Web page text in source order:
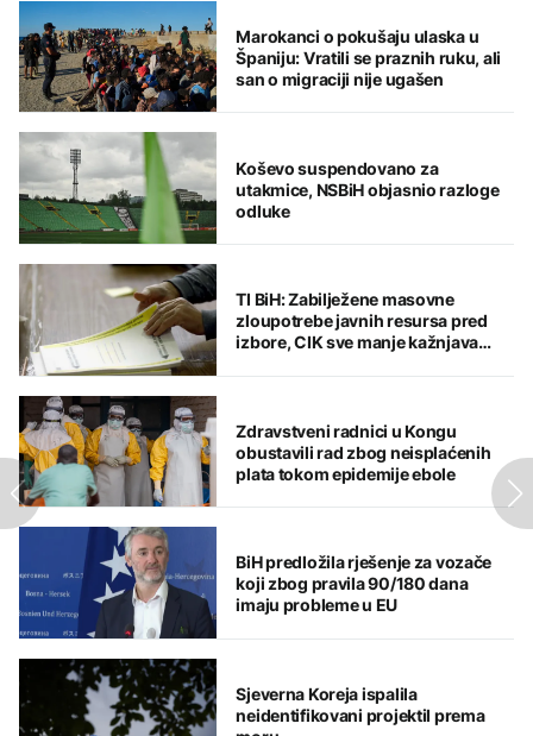
Marokanci o pokušaju ulaska u
Španiju: Vratili se praznih ruku, ali
san o migraciji nije ugašen
Koševo suspendovano za
utakmice, NSBiH objasnio razloge
odluke
TI BiH: Zabilježene masovne
zloupotrebe javnih resursa pred
izbore, CIK sve manje kažnjava
Zdravstveni radnici u Kongu
obustavili rad zbog neisplaćenih
plata tokom epidemije ebole
BiH predložila rješenje za vozače
koji zbog pravila 90/180 dana
imaju probleme u EU
Sjeverna Koreja ispalila
neidentifikovani projektil prema